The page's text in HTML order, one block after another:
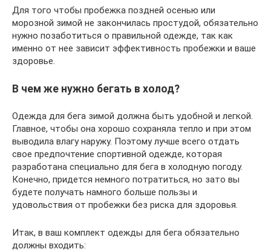
Для того чтобы пробежка поздней осенью или
морозной зимой не закончилась простудой, обязательно
нужно позаботиться о правильной одежде, так как
именно от нее зависит эффективность пробежки и ваше
здоровье.
В чем же нужно бегать в холод?
Одежда для бега зимой должна быть удобной и легкой.
Главное, чтобы она хорошо сохраняла тепло и при этом
выводила влагу наружу. Поэтому лучше всего отдать
свое предпочтение спортивной одежде, которая
разработана специально для бега в холодную погоду.
Конечно, придется немного потратиться, но зато вы
будете получать намного больше пользы и
удовольствия от пробежки без риска для здоровья.
Итак, в ваш комплект одежды для бега обязательно
должны входить: